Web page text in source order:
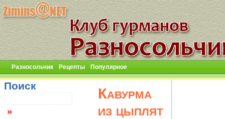
Разносольчик Рецепты Популярное
Кавурма
из цыплят
Поиск